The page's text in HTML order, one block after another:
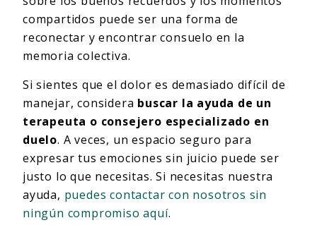
compartidos puede ser una forma de
reconectar y encontrar consuelo en la
memoria colectiva.
Si sientes que el dolor es demasiado difícil de
manejar, considera buscar la ayuda de un
terapeuta o consejero especializado en
duelo. A veces, un espacio seguro para
expresar tus emociones sin juicio puede ser
justo lo que necesitas. Si necesitas nuestra
ayuda, puedes contactar con nosotros sin
ningún compromiso aquí.